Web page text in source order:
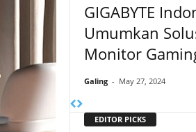
GIGABYTE
Umumkan
Monitor
Galing - May 27, 2024
EDITOR PICKS